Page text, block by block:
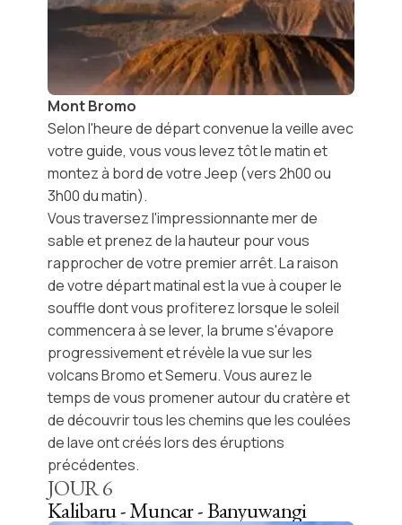
Mont Bromo
Selon l'heure de départ convenue la veille avec
votre guide, vous vous levez tôt le matin et
montez à bord de votre Jeep (vers 2h00 ou
3h00 du matin).
Vous traversez l'impressionnante mer de
sable et prenez de la hauteur pour vous
rapprocher de votre premier arrêt. La raison
de votre départ matinal est la vue à couper le
souffle dont vous profiterez lorsque le soleil
commencera à se lever, la brume s'évapore
progressivement et révèle la vue sur les
volcans Bromo et Semeru. Vous aurez le
temps de vous promener autour du cratère et
de découvrir tous les chemins que les coulées
de lave ont créés lors des éruptions
précédentes.
JOUR6
Kalibaru - Muncar - Banyuwangi